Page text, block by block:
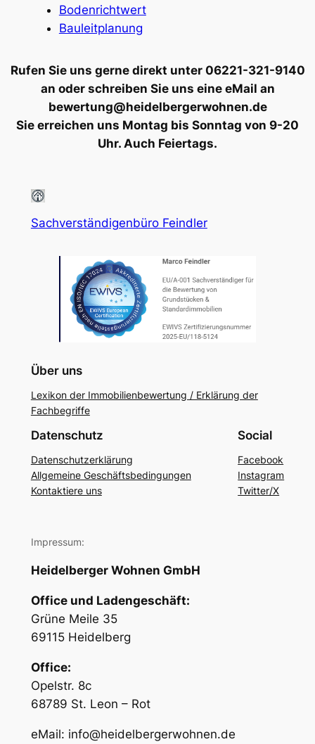
Bodenrichtwert
Bauleitplanung
Rufen Sie uns gerne direkt unter 06221-321-9140
an oder schreiben Sie uns eine eMail an
bewertung@heidelbergerwohnen.de
Sie erreichen uns Montag bis Sonntag von 9-20
Uhr. Auch Feiertags.
Sachverständigenbüro Feindler
Über uns
Lexikon der Immobilienbewertung / Erklärung der
Fachbegriffe
Datenschutz
Datenschutzerklärung
Allgemeine Geschäftsbedingungen
Kontaktiere uns
Social
Facebook
Instagram
Twitter/X
Impressum:
Heidelberger Wohnen GmbH
Office und Ladengeschäft:
Grüne Meile 35
69115 Heidelberg
Office:
Opelstr. 8c
68789 St. Leon – Rot
eMail: info@heidelbergerwohnen.de